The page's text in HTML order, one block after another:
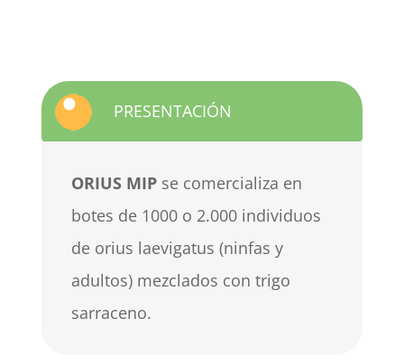
PRESENTACIÓN
ORIUS MIPse comercializa en
botes de 1000 o 2.000 individuos
de orius laevigatus (ninfas y
adultos) mezclados con trigo
sarraceno.